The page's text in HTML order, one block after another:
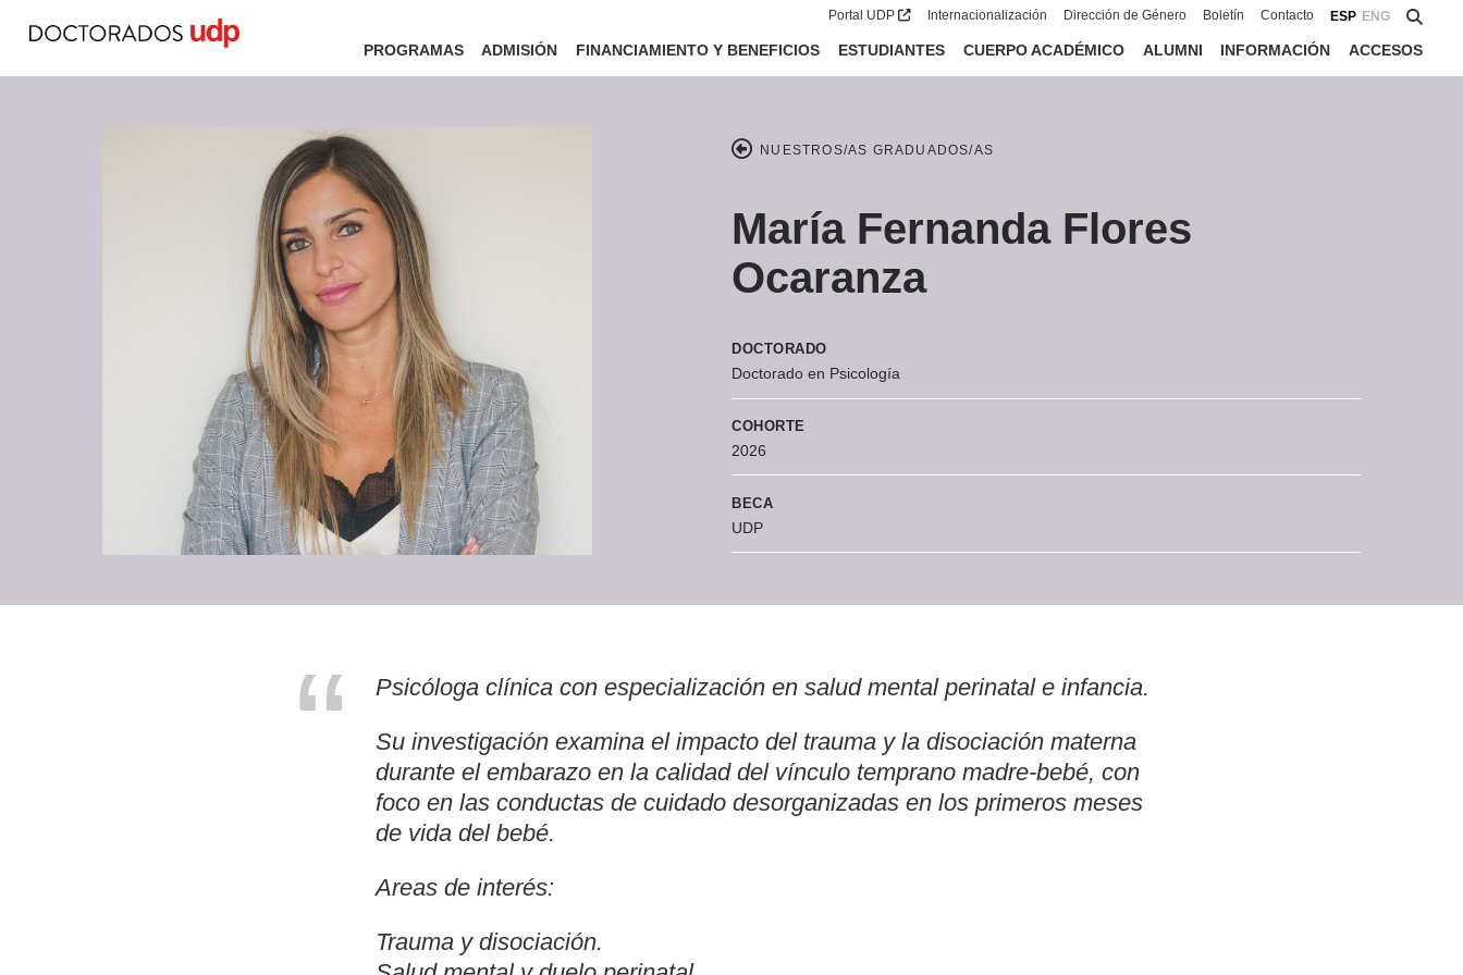
Portal UDP Internacionalización Dirección de Género Boletín Contacto ESP ENG
PROGRAMAS ADMISIÓN FINANCIAMIENTO Y BENEFICIOS ESTUDIANTES CUERPO ACADÉMICO ALUMNI INFORMACIÓN ACCESOS
NUESTROS/AS GRADUADOS/AS
María Fernanda Flores
Ocaranza
DOCTORADO
Doctorado en Psicología
COHORTE
2026
BECA
UDP
“
Psicóloga clínica con especialización en salud mental perinatal e infancia.
Su investigación examina el impacto del trauma y la disociación materna
durante el embarazo en la calidad del vínculo temprano madre-bebé, con
foco en las conductas de cuidado desorganizadas en los primeros meses
de vida del bebé.
Areas de interés:
Trauma y disociación.